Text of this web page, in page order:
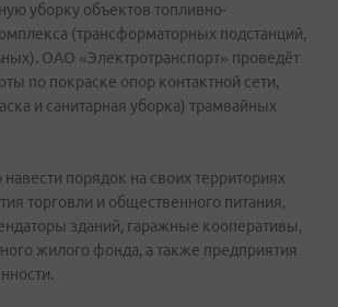
уборку объектов топливно-
(трансформаторных подстанций,
ОАО «Электротранспорт» проведёт
по покраске опор контактной сети,
и санитарная уборка) трамвайных
навести порядок на своих территориях
торговли и общественного питания,
зданий, гаражные кооперативы,
жилого фонда, а также предприятия